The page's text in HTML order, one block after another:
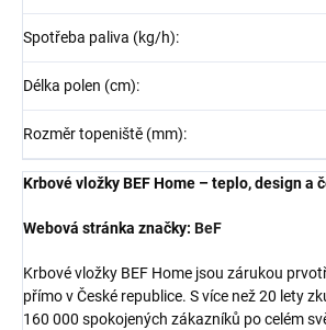
Spotřeba paliva (kg/h):
Délka polen (cm):
Rozměr topeniště (mm):
Krbové vložky BEF Home – teplo, design a
Webová stránka značky: BeF
Krbové vložky BEF Home jsou zárukou
přímo v České republice. S více než 20 lety
160 000 spokojených zákazníků po celém